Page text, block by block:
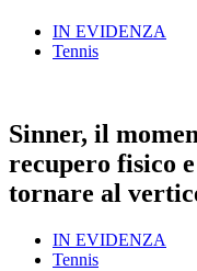
IN EVIDENZA
Tennis
Sinner, il
recupero fisico
tornare al
IN EVIDENZA
Tennis